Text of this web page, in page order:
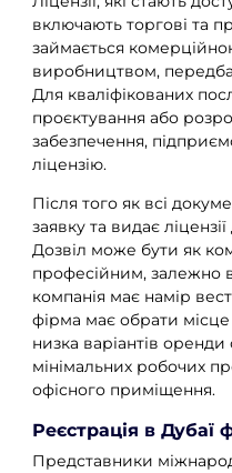
включають торгові та
займається
виробництвом,
Для кваліфікованих
проєктування або
забезпечення,
ліцензію.
Після того як всі
заявку та видає
Дозвіл може бути як
професійним, залежно
компанія має намір
фірма має обрати
низка варіантів
мінімальних робочих
офісного приміщення.
Реєстрація в Дубаї
Представники